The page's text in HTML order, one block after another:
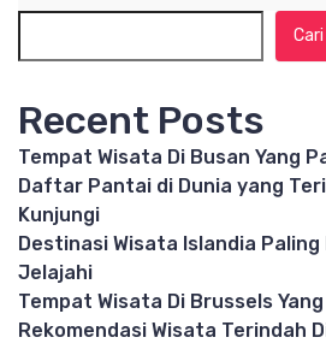
Cari
Recent Posts
Tempat Wisata Di Busan Yang
Daftar Pantai di Dunia yang
Kunjungi
Destinasi Wisata Islandia Paling
Jelajahi
Tempat Wisata Di Brussels
Rekomendasi Wisata Terindah